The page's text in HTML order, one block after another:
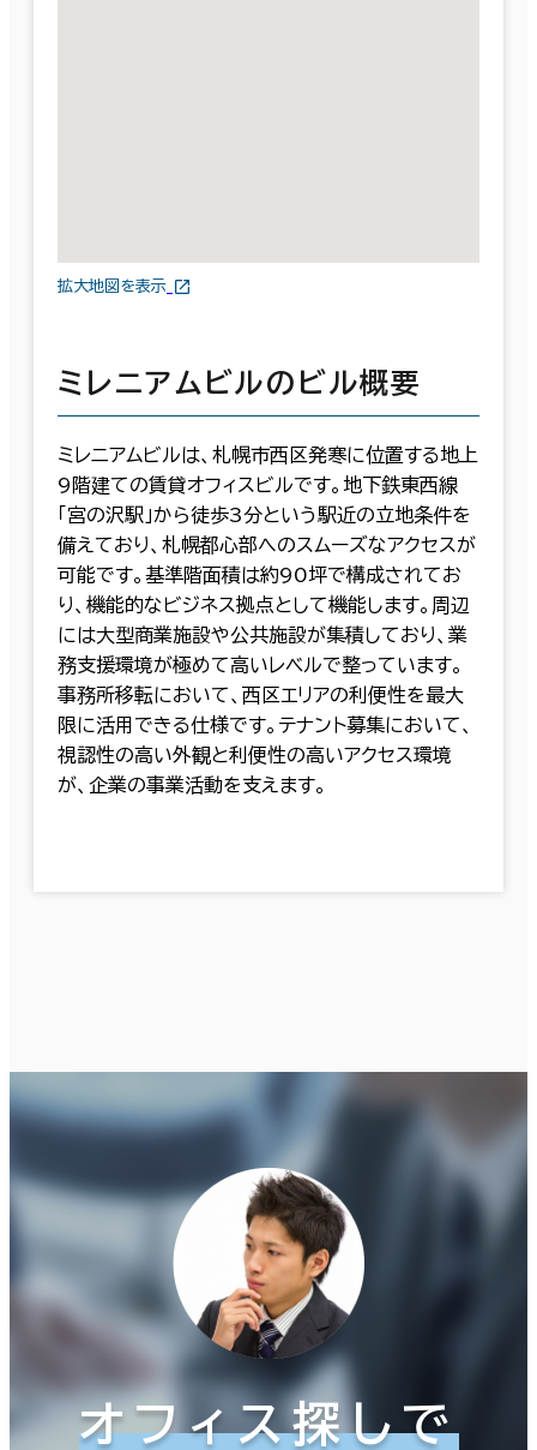
拡大地図を表示
ミレニアムビルのビル概要
ミレニアムビルは、札幌市西区発寒に位置する地上
9階建ての賃貸オフィスビルです。地下鉄東西線
「宮の沢駅」から徒歩3分という駅近の立地条件を
備えており、札幌都心部へのスムーズなアクセスが
可能です。基準階面積は約90坪で構成されてお
り、機能的なビジネス拠点として機能します。周辺
には大型商業施設や公共施設が集積しており、業
務支援環境が極めて高いレベルで整っています。
事務所移転において、西区エリアの利便性を最大
限に活用できる仕様です。テナント募集において、
視認性の高い外観と利便性の高いアクセス環境
が、企業の事業活動を支えます。
オフィス探しで